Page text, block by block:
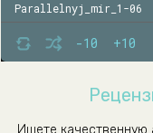
-10 +10
Parallelnyj_mir_1-06
Parallelnyj_mir_1-07
Parallelnyj_mir_1-08
Parallelnyj_mir_1-09
Parallelnyj_mir_1-10
Ищете качественную